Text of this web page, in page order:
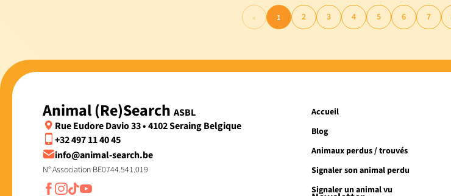
« 1 2 3 4 5 6 7
Animal (Re)Search ASBL
Rue Eudore Davio 33 • 4102 Seraing Belgique
+32 497 11 40 45
info@animal-search.be
N° Association BE0744.541.019
Accueil
Blog
Animaux perdus / trouvés
Signaler son animal perdu
Signaler un animal vu